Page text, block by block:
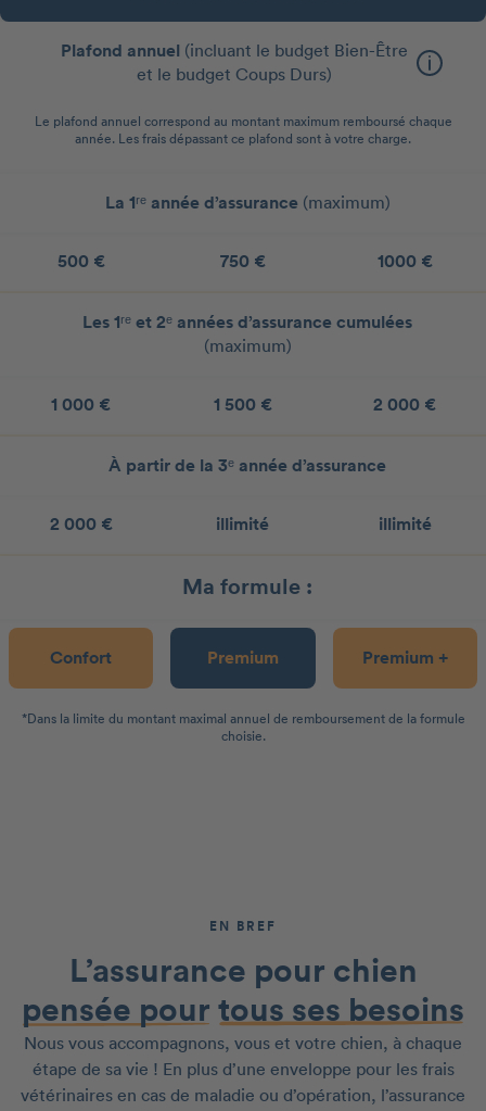
Plafond annuel (incluant le budget Bien-Être
et le budget Coups Durs)
Le plafond annuel correspond au montant maximum remboursé chaque
année. Les frais dépassant ce plafond sont à votre charge.
La 1ʳᵉ année d’assurance (maximum)
500 € 750 € 1000 €
Les 1ʳᵉ et 2ᵉ années d’assurance cumulées
(maximum)
1 000 € 1 500 € 2 000 €
À partir de la 3ᵉ année d’assurance
2 000 € illimité illimité
Ma formule :
Confort Premium Premium +
*Dans la limite du montant maximal annuel de remboursement de la formule
choisie.
EN BREF
L’assurance pour chien
pensée pour tous ses besoins
Nous vous accompagnons, vous et votre chien, à chaque
étape de sa vie ! En plus d’une enveloppe pour les frais
vétérinaires en cas de maladie ou d’opération, l’assurance